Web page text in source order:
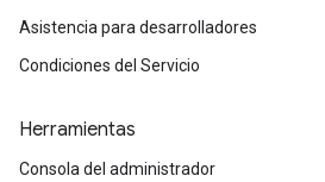
Asistencia para desarrolladores
Condiciones del Servicio
Herramientas
Consola del administrador